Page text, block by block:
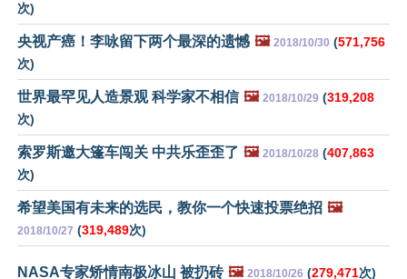
次)
央视产癌！李咏留下两个最深的遗憾 🖼️ 2018/10/30 (571,756
次)
世界最罕见人造景观 科学家不相信 🖼️ 2018/10/29 (319,208
次)
索罗斯邀大篷车闯关 中共乐歪歪了 🖼️ 2018/10/28 (407,863
次)
希望美国有未来的选民，教你一个快速投票绝招 🖼️
2018/10/27 (319,489次)
NASA专家矫情南极冰山 被扔砖 🖼️ 2018/10/26 (279,471次)